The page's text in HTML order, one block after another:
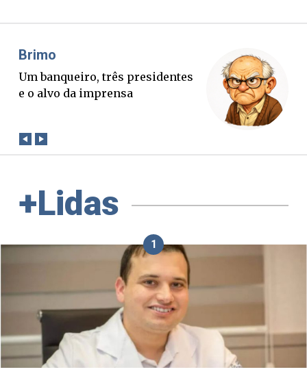
Misael Elias
O Boato corre mais rápido que a
verdade. Mas quem paga a
+Lidas
1